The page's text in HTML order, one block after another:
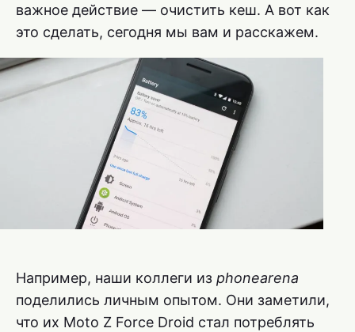
важное действие — очистить кеш. А вот как
это сделать, сегодня мы вам и расскажем.
Например, наши коллеги из phonearena
поделились личным опытом. Они заметили,
что их Moto Z Force Droid стал потреблять